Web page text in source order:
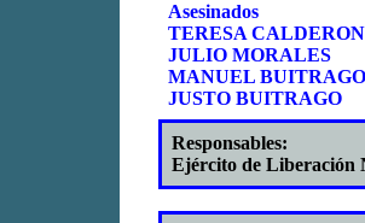
Asesinados
TERESA
JULIO MORALES
MANUEL BUITRAGO
JUSTO BUITRAGO
Responsables:
Ejército de Liberación